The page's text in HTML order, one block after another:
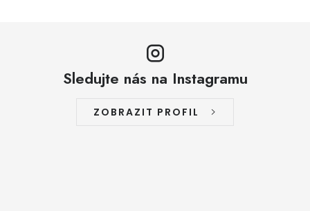
Sledujte nás na Instagramu
ZOBRAZIT PROFIL